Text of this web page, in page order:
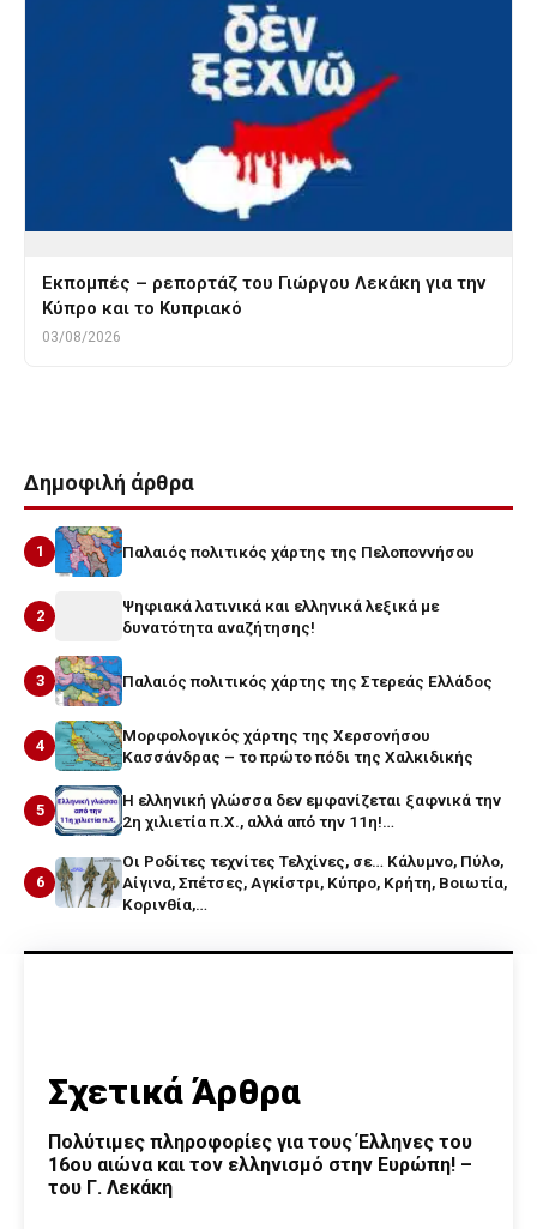
Εκπομπές – ρεπορτάζ του Γιώργου Λεκάκη για την
Κύπρο και το Κυπριακό
03/08/2026
Δημοφιλή άρθρα
1 Παλαιός πολιτικός χάρτης της Πελοποννήσου
2
Ψηφιακά λατινικά και ελληνικά λεξικά με
δυνατότητα αναζήτησης!
3 Παλαιός πολιτικός χάρτης της Στερεάς Ελλάδος
4
Μορφολογικός χάρτης της Χερσονήσου
Κασσάνδρας – το πρώτο πόδι της Χαλκιδικής
5
Η ελληνική γλώσσα δεν εμφανίζεται ξαφνικά την
2η χιλιετία π.Χ., αλλά από την 11η!…
6
Οι Ροδίτες τεχνίτες Τελχίνες, σε… Κάλυμνο, Πύλο,
Αίγινα, Σπέτσες, Αγκίστρι, Κύπρο, Κρήτη, Βοιωτία,
Κορινθία,…
Σχετικά Άρθρα
Πολύτιμες πληροφορίες για τους Έλληνες του
16ου αιώνα και τον ελληνισμό στην Ευρώπη! –
του Γ. Λεκάκη